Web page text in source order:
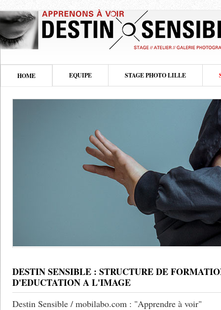
HOME EQUIPE STAGE PHOTO LILLE
DESTIN SENSIBLE : STRUCTURE DE
D'EDUCTATION A L'IMAGE
Destin Sensible / mobilabo.com : "Apprendre à voir"